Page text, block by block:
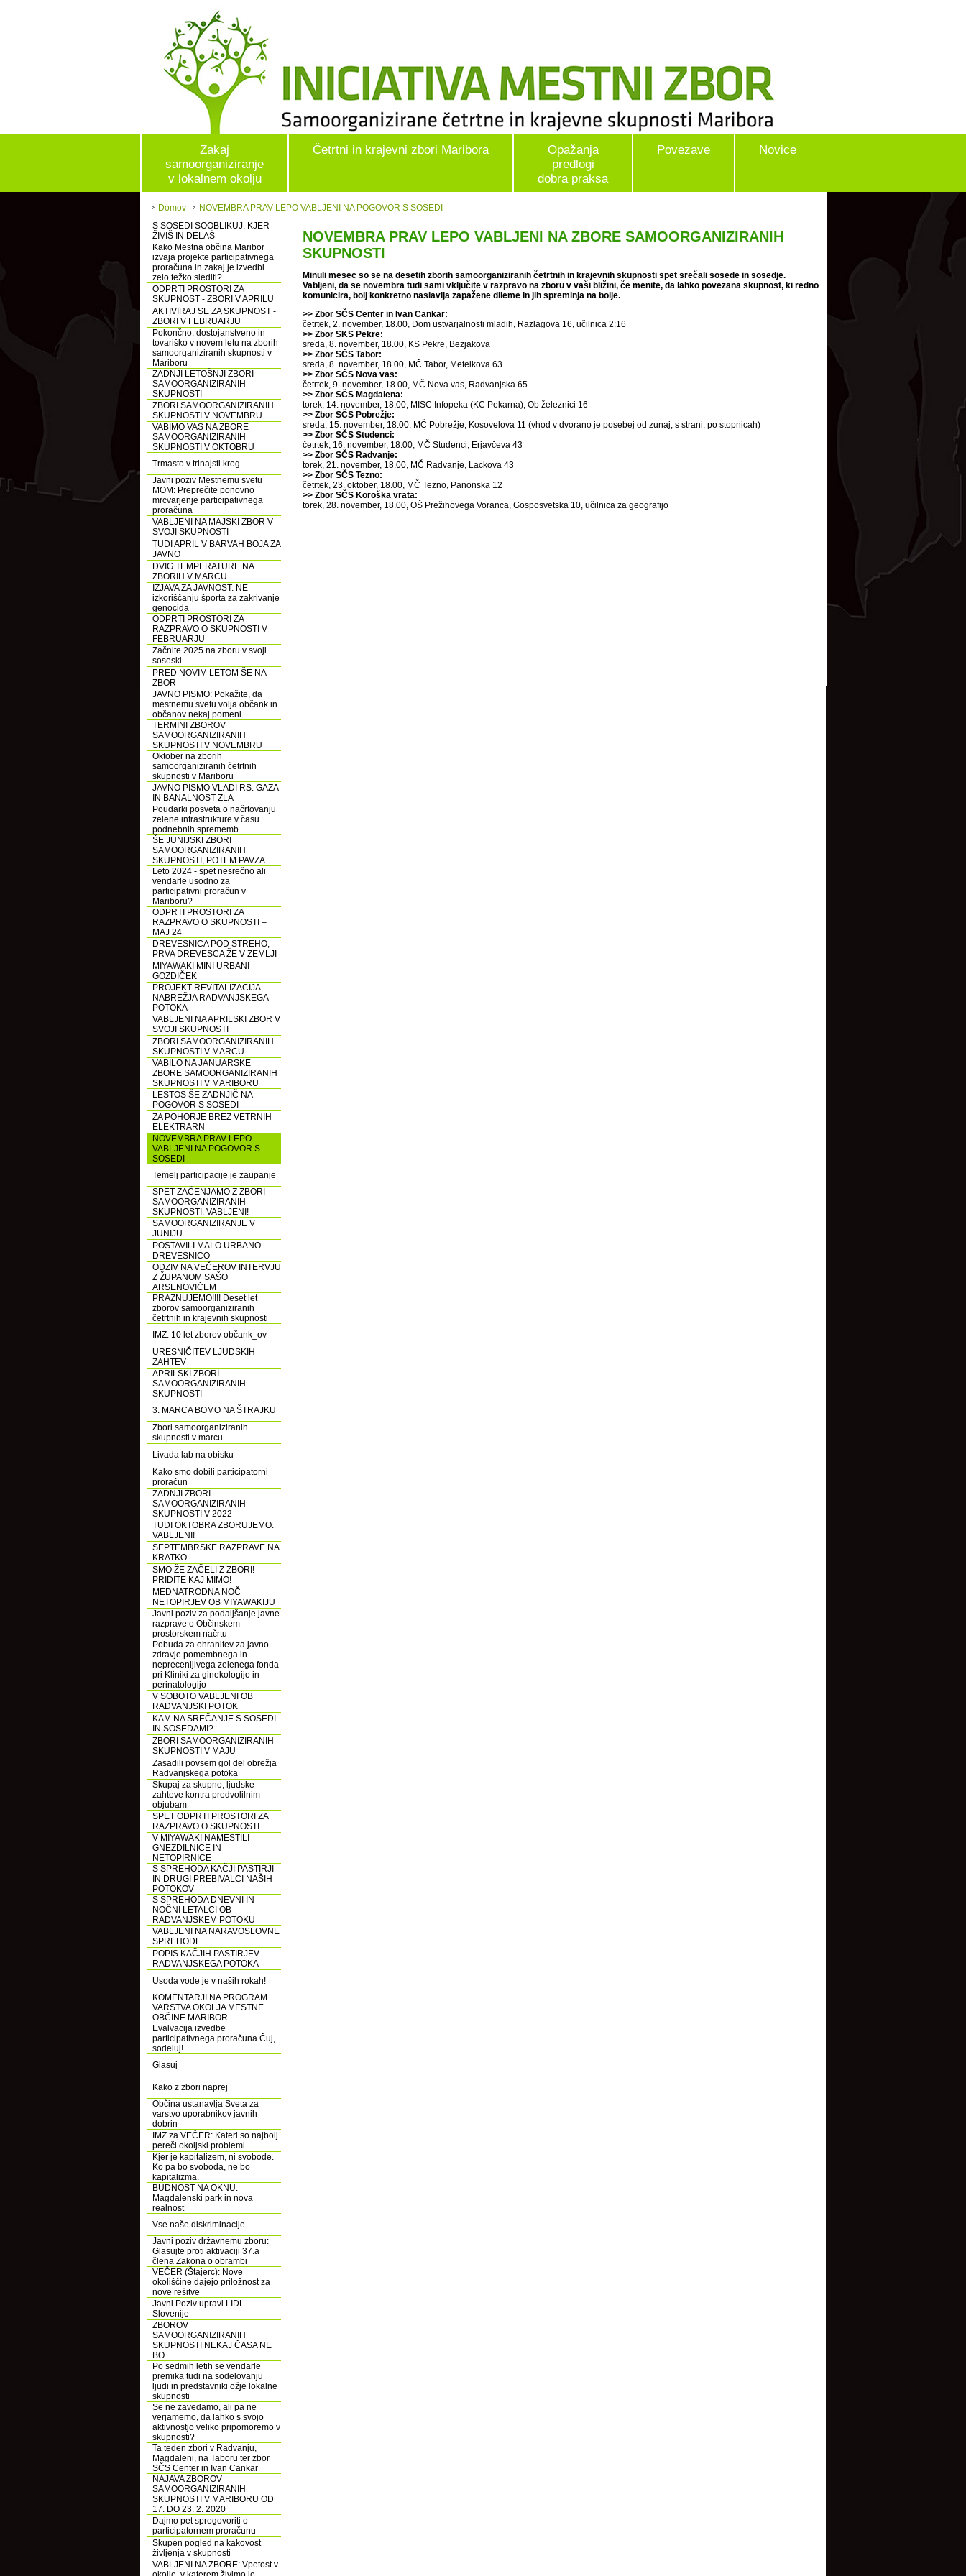
Zakaj
samoorganiziranje
v lokalnem okolju
Četrtni in krajevni zbori Maribora
Opažanja
predlogi
dobra praksa
Povezave Novice
Domov
NOVEMBRA PRAV LEPO VABLJENI NA POGOVOR S SOSEDI
S SOSEDI SOOBLIKUJ, KJER
ŽIVIŠ IN DELAŠ
Kako Mestna občina Maribor
izvaja projekte participativnega
proračuna in zakaj je izvedbi
zelo težko slediti?
ODPRTI PROSTORI ZA
SKUPNOST - ZBORI V APRILU
AKTIVIRAJ SE ZA SKUPNOST -
ZBORI V FEBRUARJU
Pokončno, dostojanstveno in
tovariško v novem letu na zborih
samoorganiziranih skupnosti v
Mariboru
ZADNJI LETOŠNJI ZBORI
SAMOORGANIZIRANIH
SKUPNOSTI
ZBORI SAMOORGANIZIRANIH
SKUPNOSTI V NOVEMBRU
VABIMO VAS NA ZBORE
SAMOORGANIZIRANIH
SKUPNOSTI V OKTOBRU
Trmasto v trinajsti krog
Javni poziv Mestnemu svetu
MOM: Preprečite ponovno
mrcvarjenje participativnega
proračuna
VABLJENI NA MAJSKI ZBOR V
SVOJI SKUPNOSTI
TUDI APRIL V BARVAH BOJA ZA
JAVNO
DVIG TEMPERATURE NA
ZBORIH V MARCU
IZJAVA ZA JAVNOST: NE
izkoriščanju športa za zakrivanje
genocida
ODPRTI PROSTORI ZA
RAZPRAVO O SKUPNOSTI V
FEBRUARJU
Začnite 2025 na zboru v svoji
soseski
PRED NOVIM LETOM ŠE NA
ZBOR
JAVNO PISMO: Pokažite, da
mestnemu svetu volja občank in
občanov nekaj pomeni
TERMINI ZBOROV
SAMOORGANIZIRANIH
SKUPNOSTI V NOVEMBRU
Oktober na zborih
samoorganiziranih četrtnih
skupnosti v Mariboru
JAVNO PISMO VLADI RS: GAZA
IN BANALNOST ZLA
Poudarki posveta o načrtovanju
zelene infrastrukture v času
podnebnih sprememb
ŠE JUNIJSKI ZBORI
SAMOORGANIZIRANIH
SKUPNOSTI, POTEM PAVZA
Leto 2024 - spet nesrečno ali
vendarle usodno za
participativni proračun v
Mariboru?
ODPRTI PROSTORI ZA
RAZPRAVO O SKUPNOSTI –
MAJ 24
DREVESNICA POD STREHO,
PRVA DREVESCA ŽE V ZEMLJI
MIYAWAKI MINI URBANI
GOZDIČEK
PROJEKT REVITALIZACIJA
NABREŽJA RADVANJSKEGA
POTOKA
VABLJENI NA APRILSKI ZBOR V
SVOJI SKUPNOSTI
ZBORI SAMOORGANIZIRANIH
SKUPNOSTI V MARCU
VABILO NA JANUARSKE
ZBORE SAMOORGANIZIRANIH
SKUPNOSTI V MARIBORU
LESTOS ŠE ZADNJIČ NA
POGOVOR S SOSEDI
ZA POHORJE BREZ VETRNIH
ELEKTRARN
NOVEMBRA PRAV LEPO
VABLJENI NA POGOVOR S
SOSEDI
Temelj participacije je zaupanje
SPET ZAČENJAMO Z ZBORI
SAMOORGANIZIRANIH
SKUPNOSTI. VABLJENI!
SAMOORGANIZIRANJE V
JUNIJU
POSTAVILI MALO URBANO
DREVESNICO
ODZIV NA VEČEROV INTERVJU
Z ŽUPANOM SAŠO
ARSENOVIČEM
PRAZNUJEMO!!!! Deset let
zborov samoorganiziranih
četrtnih in krajevnih skupnosti
IMZ: 10 let zborov občank_ov
URESNIČITEV LJUDSKIH
ZAHTEV
APRILSKI ZBORI
SAMOORGANIZIRANIH
SKUPNOSTI
3. MARCA BOMO NA ŠTRAJKU
Zbori samoorganiziranih
skupnosti v marcu
Livada lab na obisku
Kako smo dobili participatorni
proračun
ZADNJI ZBORI
SAMOORGANIZIRANIH
SKUPNOSTI V 2022
TUDI OKTOBRA ZBORUJEMO.
VABLJENI!
SEPTEMBRSKE RAZPRAVE NA
KRATKO
SMO ŽE ZAČELI Z ZBORI!
PRIDITE KAJ MIMO!
MEDNATRODNA NOČ
NETOPIRJEV OB MIYAWAKIJU
Javni poziv za podaljšanje javne
razprave o Občinskem
prostorskem načrtu
Pobuda za ohranitev za javno
zdravje pomembnega in
neprecenljivega zelenega fonda
pri Kliniki za ginekologijo in
perinatologijo
V SOBOTO VABLJENI OB
RADVANJSKI POTOK
KAM NA SREČANJE S SOSEDI
IN SOSEDAMI?
ZBORI SAMOORGANIZIRANIH
SKUPNOSTI V MAJU
Zasadili povsem gol del obrežja
Radvanjskega potoka
Skupaj za skupno, ljudske
zahteve kontra predvolilnim
objubam
SPET ODPRTI PROSTORI ZA
RAZPRAVO O SKUPNOSTI
V MIYAWAKI NAMESTILI
GNEZDILNICE IN
NETOPIRNICE
S SPREHODA KAČJI PASTIRJI
IN DRUGI PREBIVALCI NAŠIH
POTOKOV
S SPREHODA DNEVNI IN
NOČNI LETALCI OB
RADVANJSKEM POTOKU
VABLJENI NA NARAVOSLOVNE
SPREHODE
POPIS KAČJIH PASTIRJEV
RADVANJSKEGA POTOKA
Usoda vode je v naših rokah!
KOMENTARJI NA PROGRAM
VARSTVA OKOLJA MESTNE
OBČINE MARIBOR
Evalvacija izvedbe
participativnega proračuna Čuj,
sodeluj!
Glasuj
Kako z zbori naprej
Občina ustanavlja Sveta za
varstvo uporabnikov javnih
dobrin
IMZ za VEČER: Kateri so najbolj
pereči okoljski problemi
Kjer je kapitalizem, ni svobode.
Ko pa bo svoboda, ne bo
kapitalizma.
BUDNOST NA OKNU:
Magdalenski park in nova
realnost
Vse naše diskriminacije
Javni poziv državnemu zboru:
Glasujte proti aktivaciji 37.a
člena Zakona o obrambi
VEČER (Štajerc): Nove
okoliščine dajejo priložnost za
nove rešitve
Javni Poziv upravi LIDL
Slovenije
ZBOROV
SAMOORGANIZIRANIH
SKUPNOSTI NEKAJ ČASA NE
BO
Po sedmih letih se vendarle
premika tudi na sodelovanju
ljudi in predstavniki ožje lokalne
skupnosti
Se ne zavedamo, ali pa ne
verjamemo, da lahko s svojo
aktivnostjo veliko pripomoremo v
skupnosti?
Ta teden zbori v Radvanju,
Magdaleni, na Taboru ter zbor
SČS Center in Ivan Cankar
NAJAVA ZBOROV
SAMOORGANIZIRANIH
SKUPNOSTI V MARIBORU OD
17. DO 23. 2. 2020
Dajmo pet spregovoriti o
participatornem proračunu
Skupen pogled na kakovost
življenja v skupnosti
VABLJENI NA ZBORE: Vpetost v
NOVEMBRA PRAV LEPO VABLJENI NA ZBORE SAMOORGANIZIRANIH
SKUPNOSTI
Minuli mesec so se na desetih zborih samoorganiziranih četrtnih in krajevnih skupnosti spet srečali sosede in sosedje.
Vabljeni, da se novembra tudi sami vključite v razpravo na zboru v vaši bližini, če menite, da lahko povezana skupnost, ki redno
komunicira, bolj konkretno naslavlja zapažene dileme in jih spreminja na bolje.
>> Zbor SČS Center in Ivan Cankar:
četrtek, 2. november, 18.00, Dom ustvarjalnosti mladih, Razlagova 16, učilnica 2:16
>> Zbor SKS Pekre:
sreda, 8. november, 18.00, KS Pekre, Bezjakova
>> Zbor SČS Tabor:
sreda, 8. november, 18.00, MČ Tabor, Metelkova 63
>> Zbor SČS Nova vas:
četrtek, 9. november, 18.00, MČ Nova vas, Radvanjska 65
>> Zbor SČS Magdalena:
torek, 14. november, 18.00, MISC Infopeka (KC Pekarna), Ob železnici 16
>> Zbor SČS Pobrežje:
sreda, 15. november, 18.00, MČ Pobrežje, Kosovelova 11 (vhod v dvorano je posebej od zunaj, s strani, po stopnicah)
>> Zbor SČS Studenci:
četrtek, 16. november, 18.00, MČ Studenci, Erjavčeva 43
>> Zbor SČS Radvanje:
torek, 21. november, 18.00, MČ Radvanje, Lackova 43
>> Zbor SČS Tezno:
četrtek, 23. oktober, 18.00, MČ Tezno, Panonska 12
>> Zbor SČS Koroška vrata:
torek, 28. november, 18.00, OŠ Prežihovega Voranca, Gosposvetska 10, učilnica za geografijo